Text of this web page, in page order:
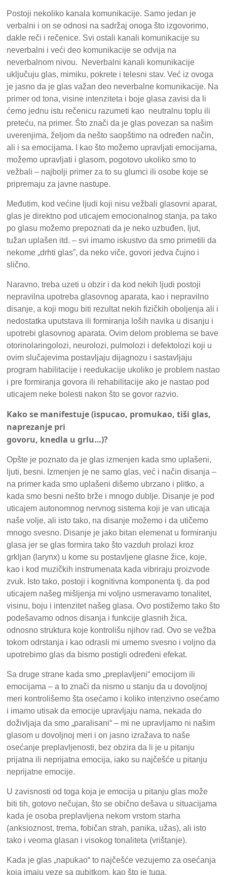
Postoji nekoliko kanala komunikacije. Samo jedan je
verbalni i on se odnosi na sadržaj onoga što izgovorimo,
dakle reči i rečenice. Svi ostali kanali komunikacije su
neverbalni i veći deo komunikacije se odvija na
neverbalnom nivou. Neverbalni kanali komunikacije
uključuju glas, mimiku, pokrete i telesni stav. Već iz ovoga
je jasno da je glas važan deo neverbalne komunikacije. Na
primer od tona, visine intenziteta i boje glasa zavisi da li
ćemo jednu istu rečenicu razumeti kao neutralnu toplu ili
preteću, na primer. Što znači da je glas povezan sa našim
uverenjima, željom da nešto saopštimo na određen način,
ali i sa emocijama. I kao što možemo upravljati emocijama,
možemo upravljati i glasom, pogotovo ukoliko smo to
vežbali – najbolji primer za to su glumci ili osobe koje se
pripremaju za javne nastupe.
Međutim, kod većine ljudi koji nisu vežbali glasovni aparat,
glas je direktno pod uticajem emocionalnog stanja, pa tako
po glasu možemo prepoznati da je neko uzbuđen, ljut,
tužan uplašen itd. – svi imamo iskustvo da smo primetili da
nekome „drhti glas”, da neko viče, govori jedva čujno i
slično.
Naravno, treba uzeti u obzir i da kod nekih ljudi postoji
nepravilna upotreba glasovnog aparata, kao i nepravilno
disanje, a koji mogu biti rezultat nekih fizičkih oboljenja ali i
nedostatka uputstava ili formiranja loših navika u disanju i
upotrebi glasovnog aparata. Ovim delom problema se bave
otorinolaringolozi, neurolozi, pulmolozi i defektolozi koji u
ovim slučajevima postavljaju dijagnozu i sastavljaju
program habilitacije i reedukacije ukoliko je problem nastao
i pre formiranja govora ili rehabilitacije ako je nastao pod
uticajem neke bolesti nakon što se govor razvio.
Kako se manifestuje (ispucao, promukao, tiši glas,
naprezanje pri
govoru, knedla u grlu…)?
Opšte je poznato da je glas izmenjen kada smo uplašeni,
ljuti, besni. Izmenjen je ne samo glas, već i način disanja –
na primer kada smo uplašeni dišemo ubrzano i plitko, a
kada smo besni nešto brže i mnogo dublje. Disanje je pod
uticajem autonomnog nervnog sistema koji je van uticaja
naše volje, ali isto tako, na disanje možemo i da utičemo
mnogo svesno. Disanje je jako bitan elemenat u formiranju
glasa jer se glas formira tako što vazduh prolazi kroz
grkljan (larynx) u kome su postavljene glasne žice, koje,
kao i kod muzičkih instrumenata kada vibriraju proizvode
zvuk. Isto tako, postoji i kognitivna komponenta tj. da pod
uticajem našeg mišljenja mi voljno usmeravamo tonalitet,
visinu, boju i intenzitet našeg glasa. Ovo postižemo tako što
podešavamo odnos disanja i funkcije glasnih žica,
odnosno struktura koje kontrolišu njihov rad. Ovo se vežba
tokom odrstanja i kao odrasli mi umemo svesno i voljno da
upotrebimo glas da bismo postigli određeni efekat.
Sa druge strane kada smo „preplavljeni“ emocijom ili
emocijama – a to znači da nismo u stanju da u dovoljnoj
meri kontrolišemo šta osećamo i koliko intenzivno osećamo
i imamo utisak da emocije upravljaju nama, nekada do
doživljaja da smo „paralisani“ – mi ne upravljamo ni našim
glasom u dovoljnoj meri i on jasno izražava to naše
osećanje preplavljenosti, bez obzira da li je u pitanju
prijatna ili neprijatna emocija, iako su najčešće u pitanju
neprijatne emocije.
U zavisnosti od toga koja je emocija u pitanju glas može
biti tih, gotovo nečujan, što se obično dešava u situacijama
kada je osoba preplavljena nekom vrstom starha
(anksioznost, trema, fobičan strah, panika, užas), ali isto
tako i veoma glasan i visokog tonaliteta (vrištanje).
Kada je glas „napukao“ to najčešće vezujemo za osećanja
koja imaju veze sa gubitkom, kao što je tuga.